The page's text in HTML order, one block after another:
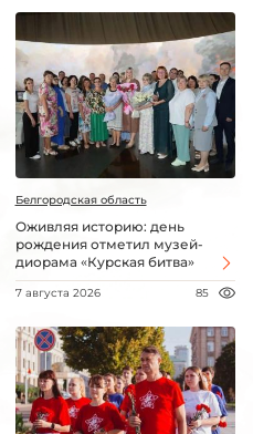
Белгородская область
Оживляя историю: день
рождения отметил музей-
диорама «Курская битва»
7 августа 2026 85